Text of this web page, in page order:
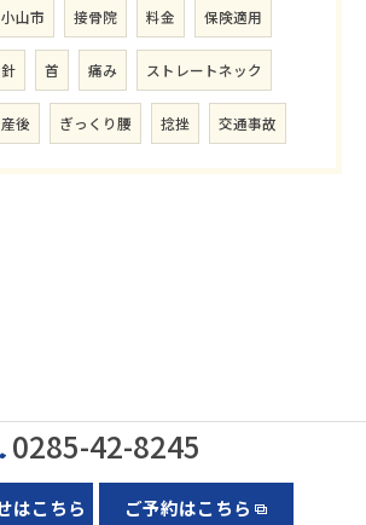
小山市 接骨院 料金 保険適用
針 首 痛み ストレートネック
産後 ぎっくり腰 捻挫 交通事故
0285-42-8245
はこちら ご予約はこちら